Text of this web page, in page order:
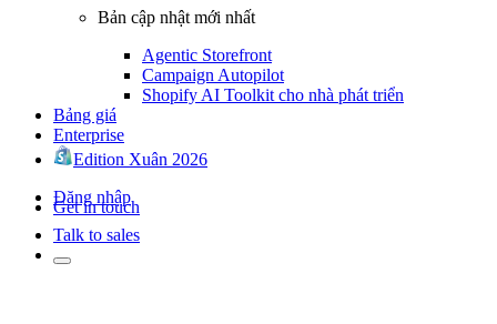
Bản cập nhật mới nhất
Agentic Storefront
Campaign Autopilot
Shopify AI Toolkit cho nhà phát triển
Bảng giá
Enterprise
Edition Xuân 2026
Đăng nhập
Get in touch
Talk to sales